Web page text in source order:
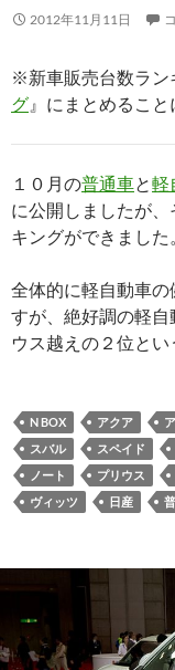
2012年11月11日
※新車販売台数ラン
グ 』にまとめるこ
１０月の普通車 と軽
に公開しましたが
キングができました
全体的に軽自動車の
すが、絶好調の軽自
ウス越えの２位とい
N BOX アクア
スバル
スペイド
ノート
プリウス
ヴィッツ
日産